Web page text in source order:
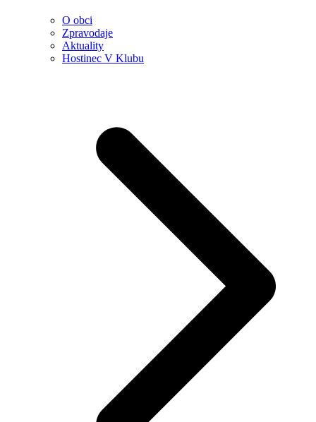
O obci
Zpravodaje
Aktuality
Hostinec V Klubu